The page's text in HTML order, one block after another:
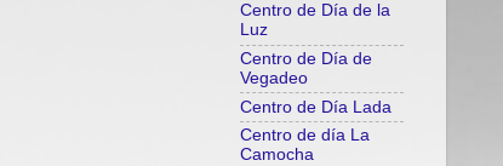
Centro de Día de la
Luz
Centro de Día de
Vegadeo
Centro de Día Lada
Centro de día La
Camocha